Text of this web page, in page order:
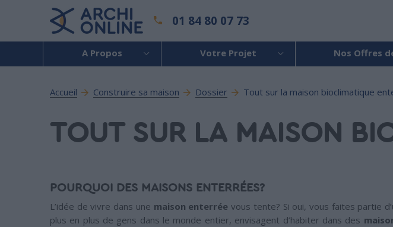
01 84 80 07 73
A Propos Votre Projet Nos Offres
Accueil Construire sa maison Dossier Tout sur la maison bioclimatique
TOUT SUR LA MAISON
POURQUOI DES MAISONS ENTERRÉES?
L’idée de vivre dans une maison enterrée vous tente? Si oui, vous faites partie
plus en plus de gens dans le monde entier, envisagent d’habiter dans des